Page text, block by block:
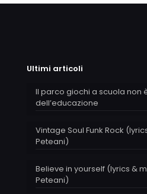
Ultimi articoli
Il parco giochi a scuola non
dell’educazione
Vintage Soul Funk Rock
Peteani)
Believe in yourself (lyrics &
Peteani)